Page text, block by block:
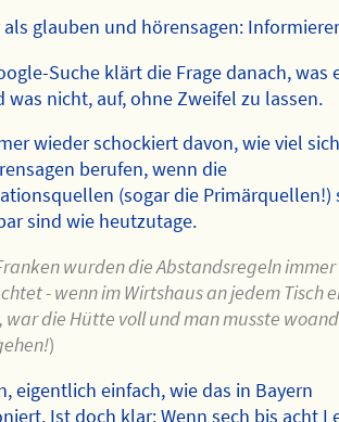
als glauben und hörensagen:
Suche klärt die Frage danach, was
was nicht, auf, ohne Zweifel zu lassen.
wieder schockiert davon, wie viel
berufen, wenn die
(sogar die Primärquellen!)
sind wie heutzutage.
wurden die Abstandsregeln immer
- wenn im Wirtshaus an jedem Tisch
war die Hütte voll und man musste
)
eigentlich einfach, wie das in Bayern
Ist doch klar: Wenn sech bis acht